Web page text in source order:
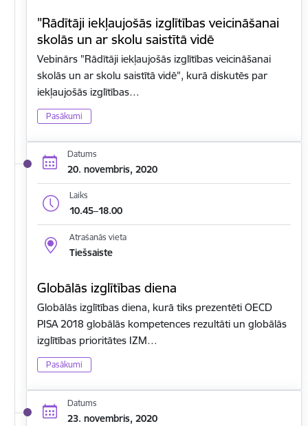
"Rādītāji iekļaujošās izglītības veicināšanai
skolās un ar skolu saistītā vidē
Vebinārs "Rādītāji iekļaujošās izglītības veicināšanai
skolās un ar skolu saistītā vidē", kurā diskutēs par
iekļaujošās izglītības…
Pasākumi
Datums
20. novembris, 2020
Laiks
10.45–18.00
Atrašanās vieta
Tiešsaiste
Globālās izglītības diena
Globālās izglītības diena, kurā tiks prezentēti OECD
PISA 2018 globālās kompetences rezultāti un globālās
izglītības prioritātes IZM…
Pasākumi
Datums
23. novembris, 2020